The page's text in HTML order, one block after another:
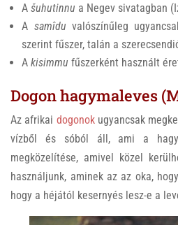
Ašuhutinnu a Negev sivatagban
A samîdu valószínűleg
szerint fűszer, talán a
Akisimmu fűszerként használt
Dogon hagymaleves
Az afrikai dogonokugyancsak
vízből és sóból áll, ami a
megközelítése, amivel közel
használjunk, aminek az az oka,
hogy a héjától kesernyés lesz-e a